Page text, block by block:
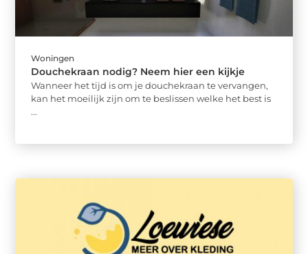
Woningen
Douchekraan nodig? Neem hier een kijkje
Wanneer het tijd is om je douchekraan te vervangen,
kan het moeilijk zijn om te beslissen welke het best is
...